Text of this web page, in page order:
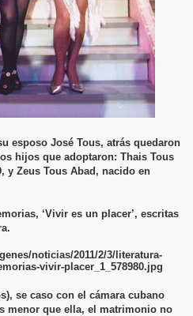
esposo José Tous, atrás quedaron
hijos que adoptaron: Thais Tous
y Zeus Tous Abad, nacido en
‘Vivir es un placer’, escritas
se caso con el cámara cubano
menor que ella, el matrimonio no